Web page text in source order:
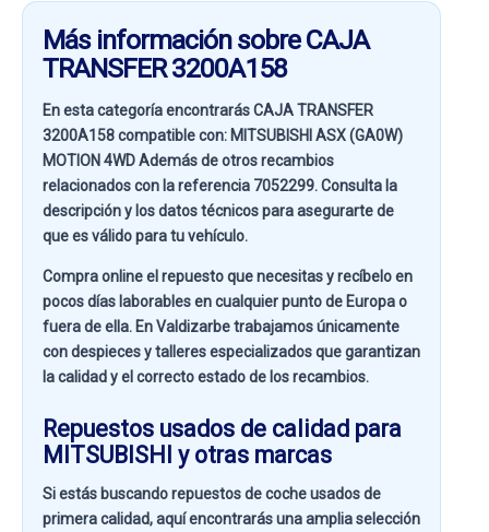
Más información sobre CAJA
TRANSFER 3200A158
En esta categoría encontrarás CAJA TRANSFER
3200A158 compatible con: MITSUBISHI ASX (GA0W)
MOTION 4WDAdemás de otros recambios
relacionados con la referencia 7052299. Consulta la
descripción y los datos técnicos para asegurarte de
que es válido para tu vehículo.
Compra online el repuesto que necesitas y recíbelo en
pocos días laborables en cualquier punto de Europa o
fuera de ella. EnValdizarbetrabajamos únicamente
con despieces y talleres especializados que garantizan
la calidad y el correcto estado de los recambios.
Repuestos usados de calidad para
MITSUBISHI y otras marcas
Si estás buscandorepuestos de coche usados de
primera calidad, aquí encontrarás una amplia selección